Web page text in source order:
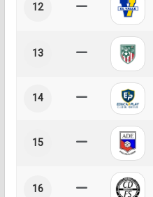
12
13
14
15
16